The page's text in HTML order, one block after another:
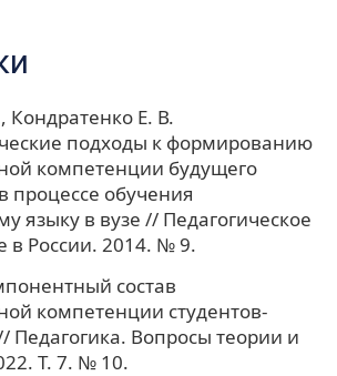
Кондратенко Е. В.
подходы к формированию
компетенции будущего
процессе обучения
языку в вузе // Педагогическое
в России. 2014. № 9.
состав
компетенции студентов-
Педагогика. Вопросы теории и
Т. 7. № 10.